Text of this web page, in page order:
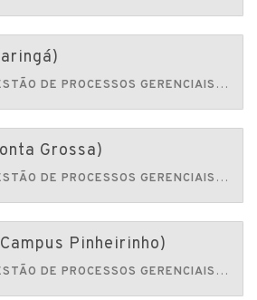
TECNOLOGIA EM GESTÃO DE PROCESSOS GERENCIAIS
Grossa)
TECNOLOGIA EM GESTÃO DE PROCESSOS GERENCIAIS
Pinheirinho)
TECNOLOGIA EM GESTÃO DE PROCESSOS GERENCIAIS